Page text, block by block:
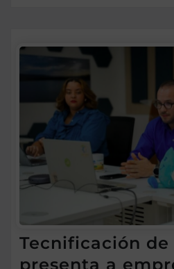
Tecnificación de
presenta a